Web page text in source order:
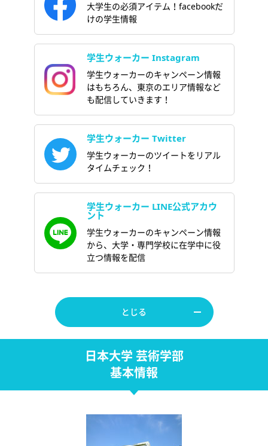
大学生の必須アイテム！facebookだ
けの学生情報
学生ウォーカー Instagram
学生ウォーカーのキャンペーン情報
はもちろん、東京のエリア情報など
も配信していきます！
学生ウォーカー Twitter
学生ウォーカーのツイートをリアル
タイムチェック！
学生ウォーカー LINE公式アカウ
ント
学生ウォーカーのキャンペーン情報
から、大学・専門学校に在学中に役
立つ情報を配信
とじる
日本大学 芸術学部
基本情報